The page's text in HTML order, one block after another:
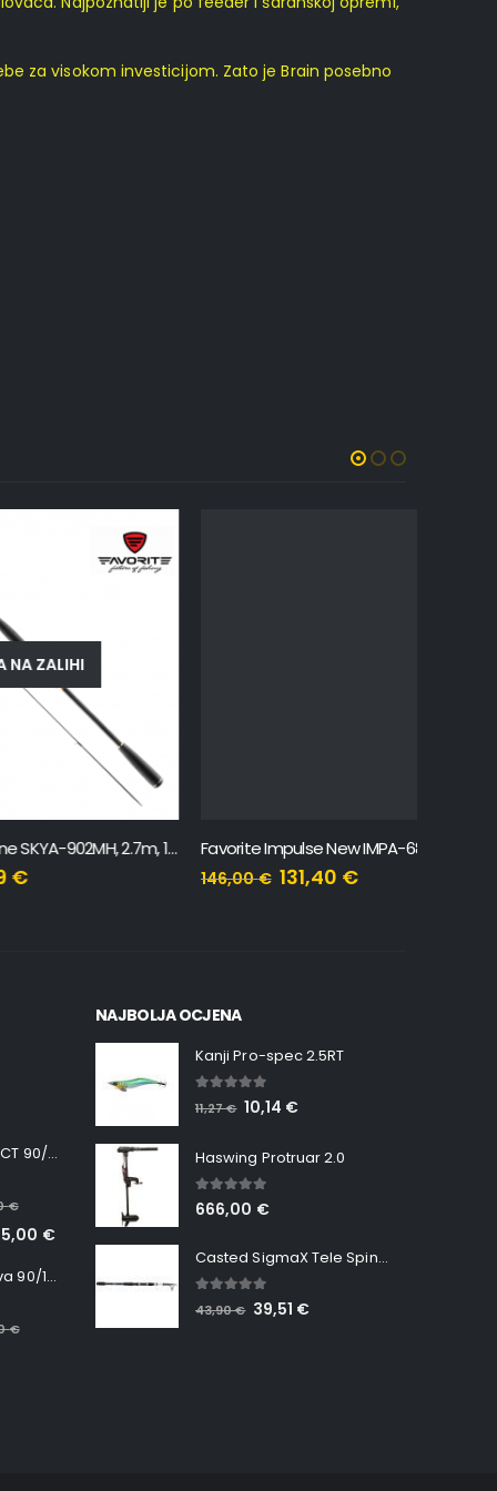
za visokom investicijom. Zato je Brain posebno
Favorite New Skyline SKYA-902MH, 2.7m, 12-35g Favorite Impulse New IMPA-682UL, 2.07m, 2-8g
131,40€
Minn Kota RT INSTINCT 90/115 WR QUEST
€
€
Minn Kota RT Terrova 90/115 WR QUEST
€
NAJBOLJA OCJENA
Kanji Pro-spec 2.5RT
out of 5
11,27€ 10,14 €
Haswing Protruar 2.0
5.00 out of 5
666,00 €
Casted SigmaX Tele Spin, 300cm, 40-80gr
out of 5
43,90€ 39,51 €